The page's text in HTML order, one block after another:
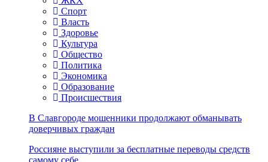
Спорт
Власть
Здоровье
Культура
Общество
Политика
Экономика
Образование
Происшествия
В Славгороде мошенники продолжают обманывать
доверчивых граждан
Россияне выступили за бесплатные переводы средств
самому себе